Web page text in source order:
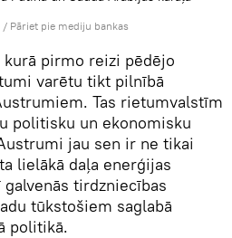
/ Pāriet pie mediju bankas
pirmo reizi pēdējo
varētu tikt pilnībā
Tas rietumvalstīm
politisku un ekonomisku
jau sen ir ne tikai
lielākā daļa enerģijas
tirdzniecības
tūkstošiem saglabā
politikā.